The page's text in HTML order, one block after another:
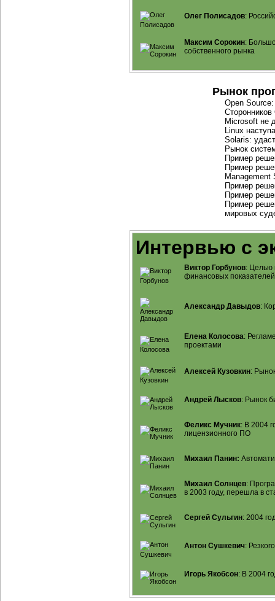
Олег Полисадов:
Максим Сорокин:
собственного рынка
Рынок
Open
Microsoft не
Linux
Solaris:
Рынок
Пример
Пример
Management
Пример
Пример
Пример
мировых
Интервью с
Виктор Горбунов: Целью
финансовых
Александр Давыдов:
Елена Колосова:
проектами
Алексей Кузовкин:
Андрей Лысков: Рынок
Феликс Мучник: В 2004
лицензионного ПО
Михаил Панин:
Михаил Солнцев:
в 2003 году, перешла в
Сергей Сульгин: 2004
Антон Сушкевич:
Игорь Якобсон: В 2004